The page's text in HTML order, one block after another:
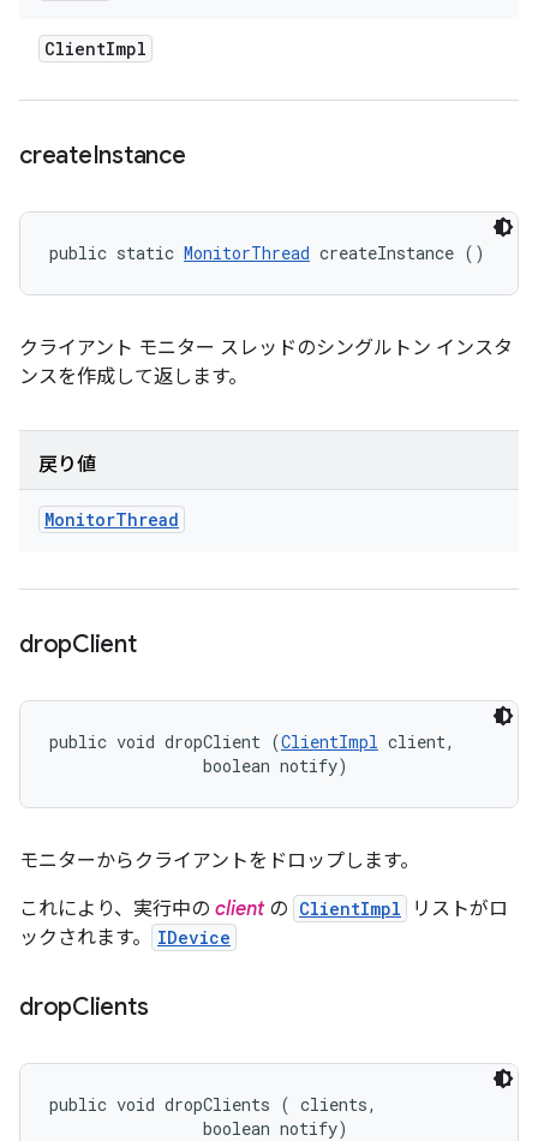
ClientImpl
createInstance
public static MonitorThread createInstance ()
クライアント モニター スレッドのシングルトン インスタ
ンスを作成して返します。
戻り値
MonitorThread
dropClient
public void dropClient (ClientImpl client,
                boolean notify)
モニターからクライアントをドロップします。
これにより、実行中の clientの ClientImpl
リストがロ
ックされます。
IDevice
dropClients
public void dropClients ( clients,
                boolean notify)